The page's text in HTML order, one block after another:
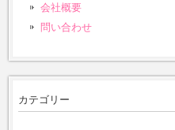
会社概要
問い合わせ
カテゴリー